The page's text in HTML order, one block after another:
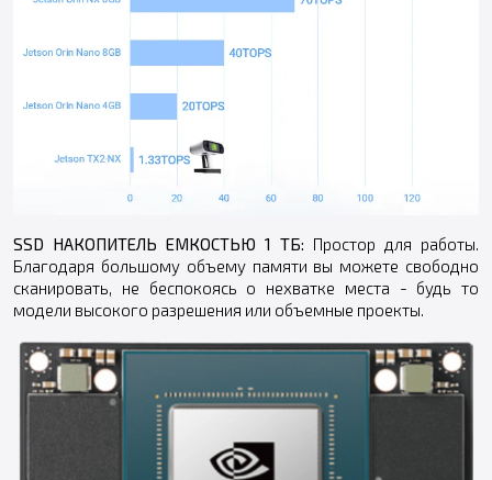
SSD НАКОПИТЕЛЬ ЕМКОСТЬЮ 1 ТБ: Простор для работы.
Благодаря большому объему памяти вы можете свободно
сканировать, не беспокоясь о нехватке места - будь то
модели высокого разрешения или объемные проекты.